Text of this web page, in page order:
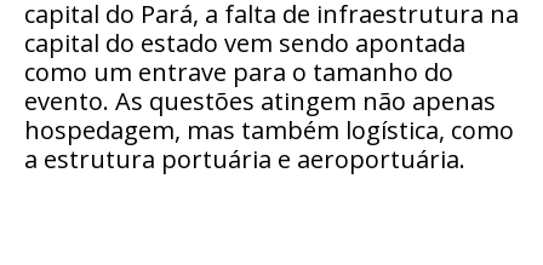
capital do Pará, a falta de infraestrutura na
capital do estado vem sendo apontada
como um entrave para o tamanho do
evento. As questões atingem não apenas
hospedagem, mas também logística, como
a estrutura portuária e aeroportuária.